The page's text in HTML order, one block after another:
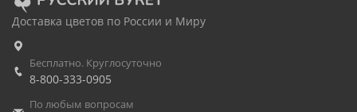
Доставка цветов по России и Миру
Бесплатно. Круглосуточно
8-800-333-0905
По любым вопросам